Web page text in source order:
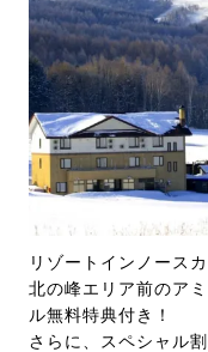
リゾートインノース
北の峰エリア前のア
ル無料特典付き！
さらに、スペシャル